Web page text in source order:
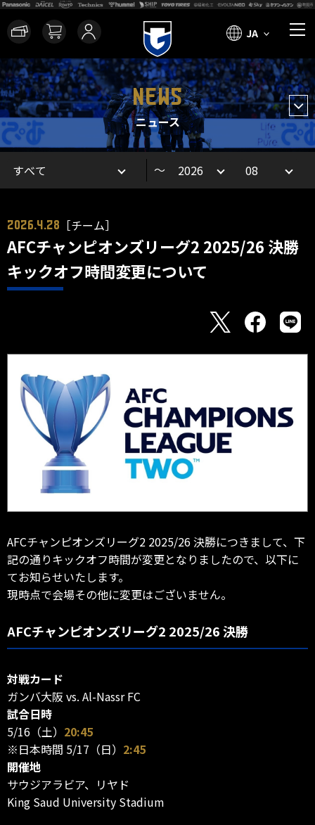
JA
NEWS
ニュース
～
2026.4.28 ［チーム］
AFCチャンピオンズリーグ2 2025/26 決勝
キックオフ時間変更について
AFCチャンピオンズリーグ2 2025/26 決勝につきまして、下
記の通りキックオフ時間が変更となりましたので、以下に
てお知らせいたします。
現時点で会場その他に変更はございません。
AFCチャンピオンズリーグ2 2025/26 決勝
対戦カード
ガンバ大阪 vs. Al-Nassr FC
試合日時
5/16（土） 20:45
※日本時間 5/17（日） 2:45
開催地
サウジアラビア、リヤド
King Saud University Stadium